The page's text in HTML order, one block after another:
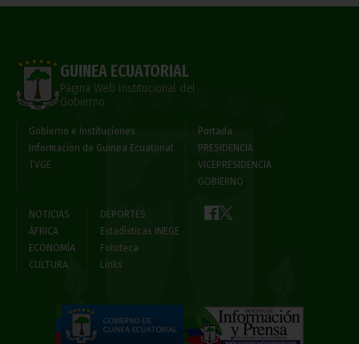
GUINEA ECUATORIAL
Página Web Institucional del
Gobierno
Gobierno e Instituciones
Información de Guinea Ecuatorial
TVGE
Portada
PRESIDENCIA
VICEPRESIDENCIA
GOBIERNO
NOTICIAS
ÁFRICA
ECONOMÍA
CULTURA
DEPORTES
Estadísticas INEGE
Fototeca
Links